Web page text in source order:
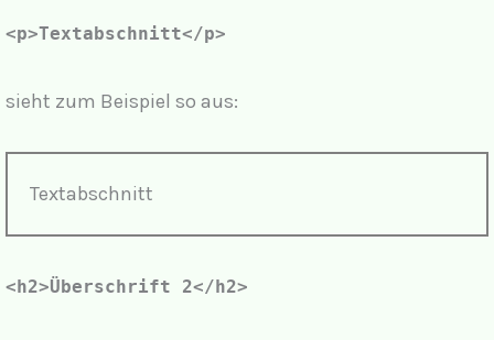
<p>Textabschnitt</p>
sieht zum Beispiel so aus:
Textabschnitt
<h2>Überschrift 2</h2>